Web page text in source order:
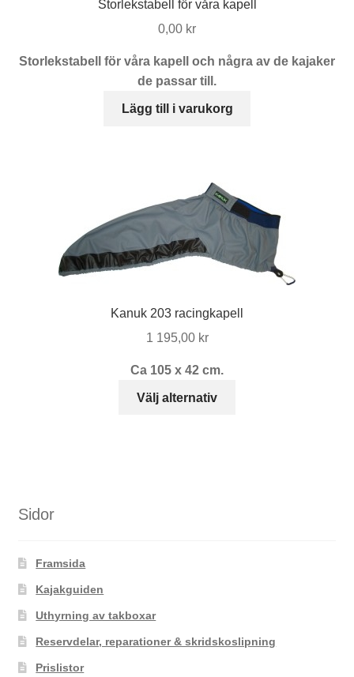
Storlekstabell för våra kapell
0,00 kr
Storlekstabell för våra kapell och några av de kajaker
de passar till.
Lägg till i varukorg
Kanuk 203 racingkapell
1 195,00 kr
Ca 105 x 42 cm.
Välj alternativ
Sidor
Framsida
Kajakguiden
Uthyrning av takboxar
Reservdelar, reparationer & skridskoslipning
Prislistor